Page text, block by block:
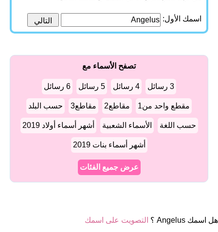
اسمك الأول:
تصفح الأسماء مع
3 رسائل 4 رسائل 5 رسائل 6 رسائل
مقطع واحد من1 مقاطع2 مقاطع3 حسب البلد
حسب اللغة الأسماء الشعبية أشهر أسماء أولاد 2019
أشهر أسماء بنات 2019
عرض جميع الفئات
هل اسمك Angelus ؟ التصويت على اسمك